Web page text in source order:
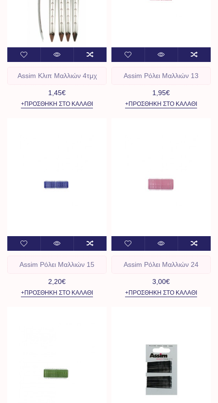
Assim Κλιπ Μαλλιών 4τμχ
1,45€
+ΠΡΟΣΘΉΚΗ ΣΤΟ ΚΑΛΆΘΙ
Assim Ρόλει Μαλλιών 13
1,95€
+ΠΡΟΣΘΉΚΗ ΣΤΟ ΚΑΛΆΘΙ
Assim Ρόλει Μαλλιών 15
2,20€
+ΠΡΟΣΘΉΚΗ ΣΤΟ ΚΑΛΆΘΙ
Assim Ρόλει Μαλλιών 24
3,00€
+ΠΡΟΣΘΉΚΗ ΣΤΟ ΚΑΛΆΘΙ